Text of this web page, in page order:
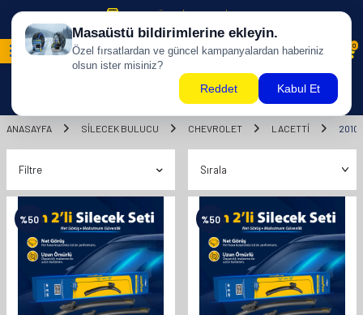
500 TL ÜZERİ KARGO BİZDEN !
0
ANASAYFA SILECEK BULUCU CHEVROLET LACETTİ 2010
Filtre
%50 %50